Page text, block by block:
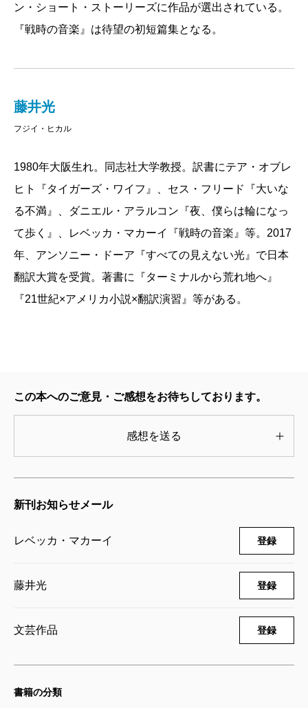
圧から逃れて、他人のブリーフケースを盗み去る。シ
ェフでありながらその鞄の持ち主であった大学教授に
もうひとつのブリーフケースを目にしたことで、偽り
に生きた人生やバイオリン弾きだったかもしれない人
積み重なり、同時に存在する。今年は一八四八年であ
り、一七八九年であり、一九五六年である。（中略）
この街はあらゆる時代におけるあらゆる都市である。
ここはカブールである。ドレスデンである。ヨハネス
ブルクである〉
つまるところ私たちは、先祖のちょっとした選択や
運不運も作用した結果、いまこうして現代に生きてい
いるのか。問うても答えのない問いを抱えた私たち
ズムだけでなく、マジックリアリズム的な語りや、断
章形式もカヴァーし、語り口の多様さでも、私たちを
魅了するマカーイ。作家の美質を存分に味わえる一冊
である。
（えなみ・あみこ 書評家）
波 2018年7月号より
単行本刊行時掲載
戦争に引き裂かれた20世紀からリアリティショーのあ
ふれる現在まで、どの短篇も運命に翻弄される人物た
ことになる。
▼The Guardian ガーディアン紙
悲しみ、驚異と驚嘆、罪悪感と無垢があふれている。
それぞれの短篇は、完璧な形で響き合っている――人
物でもプロットでもなく、主題と技術が一篇一篇を繋
いでいるのだ。
る。
短篇によって創作の腕を磨き、短篇集によってデビ
る。しかし、周囲のそんな思惑とは裏腹に、短篇集は
みを見出し、それにしたがって最後のピースを埋めて
完成させるまで、マカーイは数年にわたって試行錯誤
することになる。
その間に、マカーイは二冊の長篇小説を刊行してい
る。デビュー作となった第一長篇『借り出し人』（The
Borrower、二〇一一、未訳）は、図書館に勤務するロ
シア系の司書が、よく図書館を利用していた少年との
と明らかになる。両作品とも、大らかなユーモア精神
とサスペンスめいた展開を楽しませてくれる秀作だと
題として最終的に彼女が見出したのは、タイトルが示
「歌う女たち」から、最後を飾る「惜しまれつつ世を
ざまに変奏され、各短篇に織り込まれている。
掌篇「別のたぐいの毒」「侍者」「家に迷い込んだ
ン・ショート・ストーリーズに作品が選出されている。
『戦時の音楽』は待望の初短篇集となる。
藤井光
フジイ・ヒカル
1980年大阪生れ。同志社大学教授。訳書にテア・オブレ
ヒト『タイガーズ・ワイフ』、セス・フリード『大いな
る不満』、ダニエル・アラルコン『夜、僕らは輪になっ
て歩く』、レベッカ・マカーイ『戦時の音楽』等。2017
年、アンソニー・ドーア『すべての見えない光』で日本
翻訳大賞を受賞。著書に『ターミナルから荒れ地へ』
『21世紀×アメリカ小説×翻訳演習』等がある。
この本へのご意見・ご感想をお待ちしております。
感想を送る
新刊お知らせメール
レベッカ・マカーイ 登録
藤井光 登録
文芸作品 登録
書籍の分類